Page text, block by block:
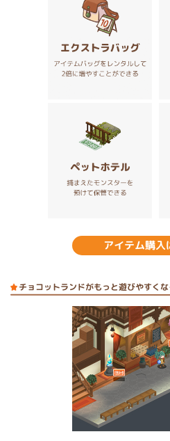
アイテム購入
チョコットランドがもっと遊びやすく